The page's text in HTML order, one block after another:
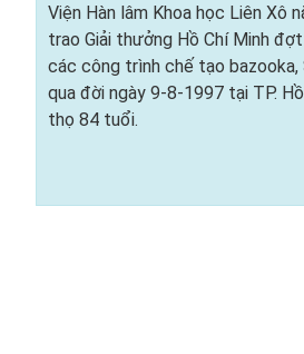
Viện Hàn lâm Khoa học Liên Xô
trao Giải thưởng Hồ Chí Minh
các công trình chế tạo bazooka,
qua đời ngày 9-8-1997 tại TP.
thọ 84 tuổi.